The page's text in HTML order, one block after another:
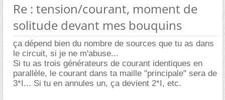
Re : tension/courant, moment de
solitude devant mes bouquins
ça dépend bien du nombre de sources que tu as dans
le circuit, si je ne m'abuse...
Si tu as trois générateurs de courant identiques en
parallèle, le courant dans ta maille "principale" sera de
3*I... Si tu en annules un, ça devient 2*I, etc.